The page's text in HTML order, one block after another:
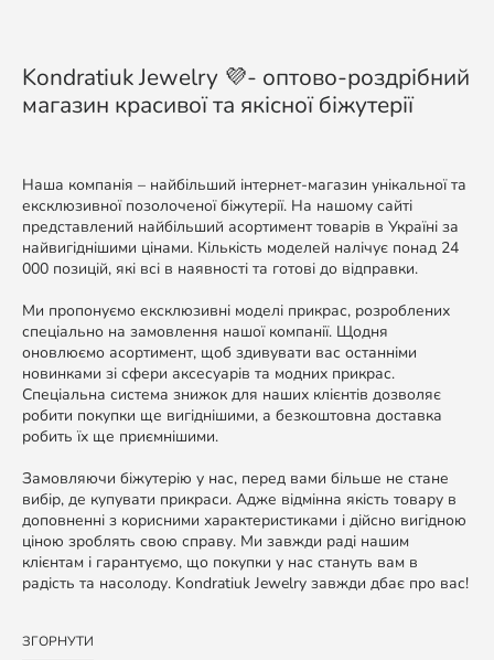
Kondratiuk Jewelry 💜- оптово-роздрібний
магазин красивої та якісної біжутерії
Наша компанія – найбільший інтернет-магазин унікальної та
ексклюзивної позолоченої біжутерії. На нашому сайті
представлений найбільший асортимент товарів в Україні за
найвигіднішими цінами. Кількість моделей налічує понад 24
000 позицій, які всі в наявності та готові до відправки.
Ми пропонуємо ексклюзивні моделі прикрас, розроблених
спеціально на замовлення нашої компанії. Щодня
оновлюємо асортимент, щоб здивувати вас останніми
новинками зі сфери аксесуарів та модних прикрас.
Спеціальна система знижок для наших клієнтів дозволяє
робити покупки ще вигіднішими, а безкоштовна доставка
робить їх ще приємнішими.
Замовляючи біжутерію у нас, перед вами більше не стане
вибір, де купувати прикраси. Адже відмінна якість товару в
доповненні з корисними характеристиками і дійсно вигідною
ціною зроблять свою справу. Ми завжди раді нашим
клієнтам і гарантуємо, що покупки у нас стануть вам в
радість та насолоду. Kondratiuk Jewelry завжди дбає про вас!
ЗГОРНУТИ